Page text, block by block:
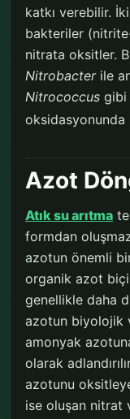
katkı verebilir.
bakteriler
nitrata oksitler.
Nitrobacterile
Nitrococcus gibi
Azot
Atık su arıtma
formdan
azotun önemli bir
organik azot
genellikle daha
azotun biyolojik
amonyak
olarak
azotunu
ise oluşan nitrat